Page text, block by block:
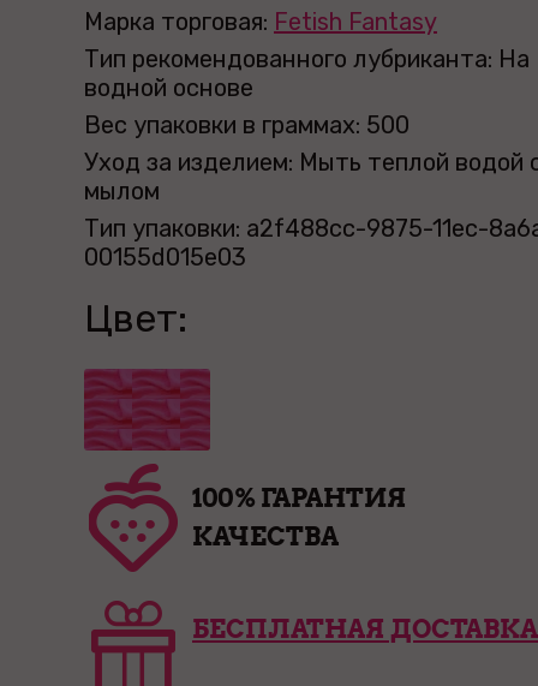
Марка торговая: Fetish Fantasy
Тип рекомендованного лубриканта: На
водной основе
Вес упаковки в граммах: 500
Уход за изделием: Мыть теплой водой
мылом
Тип упаковки: a2f488cc-9875-11ec-
00155d015e03
Цвет:
100% ГАРАНТИЯ
КАЧЕСТВА
БЕСПЛАТНАЯ ДОСТАВКА